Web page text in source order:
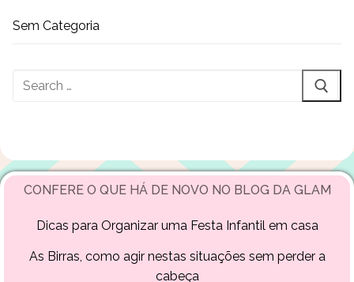
Sem Categoria
Pesquisar
CONFERE O QUE HÁ DE NOVO NO BLOG DA GLAM
Dicas para Organizar uma Festa Infantil em casa
As Birras, como agir nestas situações sem perder a
cabeça